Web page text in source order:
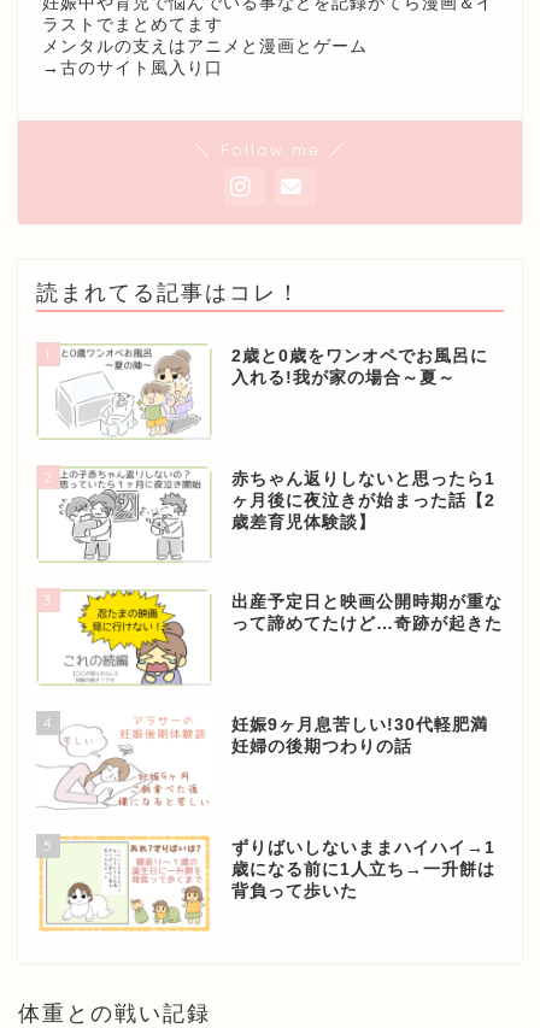
ラストでまとめてます
メンタルの支えはアニメと漫画とゲーム
→ 古のサイト風入り口
＼ Follow me ／
読まれてる記事はコレ！
1
2歳と0歳をワンオペでお風呂に
入れる!我が家の場合～夏～
2
赤ちゃん返りしないと思ったら1
ヶ月後に夜泣きが始まった話【2
歳差育児体験談】
3
出産予定日と映画公開時期が重な
って諦めてたけど…奇跡が起きた
4
妊娠9ヶ月息苦しい!30代軽肥満
妊婦の後期つわりの話
5
ずりばいしないままハイハイ→1
歳になる前に1人立ち→一升餅は
背負って歩いた
体重との戦い記録